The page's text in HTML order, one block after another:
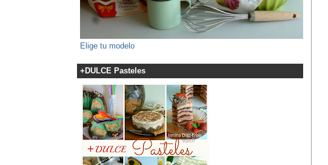
Elige tu modelo
+DULCE Pasteles